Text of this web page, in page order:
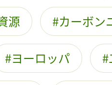
源 カーボン
ヨーロッパ